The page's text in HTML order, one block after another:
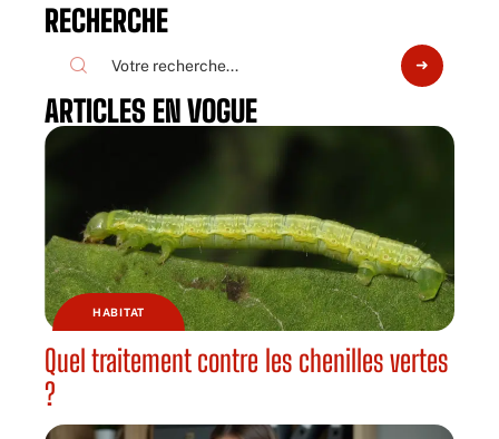
RECHERCHE
ARTICLES EN VOGUE
HABITAT
Quel traitement contre les chenilles vertes
?